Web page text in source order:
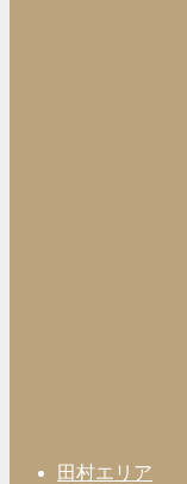
田村エリア